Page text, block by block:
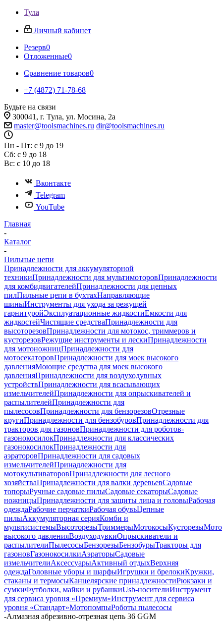
Тула
Личный кабинет
Резерв0
Отложенные0
Сравнение товаров0
+7 (4872) 71-78-68
Будьте на связи
300041, г. Тула, ул. Мосина, 2а
master@toolsmachines.ru dir@toolsmachines.ru
Пн - Пт: с 9 до 19
Сб: с 9 до 18
Вс: с 10 до 18
Вконтакте
Telegram
YouTube
Главная
-
Каталог
-
Пильные цепи
Принадлежности для аккумуляторной
техникиПринадлежности для мультимоторовПринадлежности
для комбидвигателейПринадлежности для цепных
пилПильные цепи в бухтахНаправляющие
шиныИнструменты для ухода за режущей
гарнитуройЭксплуатационные жидкостиЕмкости для
жидкостейЧистящие средстваПринадлежности для
высоторезовПринадлежности для мотокос, триммеров и
кусторезовРежущие инструменты и лескиПринадлежности
для мотоножницПринадлежности для
мотосекаторовПринадлежности для моек высокого
давленияМоющие средства для моек высокого
давленияПринадлежности для воздуходувных
устройствПринадлежности для всасывающих
измельчителейПринадлежности для опрыскивателей и
распылителейПринадлежности для
пылесосовПринадлежности для бензорезовОтрезные
кругиПринадлежности для бензобуровПринадлежности для
тракторов для газоновПринадлежности для роботов-
газонокосилокПринадлежности для классических
газонокосилокПринадлежности для
аэраторовПринадлежности для садовых
измельчителейПринадлежности для
мотокультиваторовПринадлежности для лесного
хозяйстваПринадлежности для валки деревьевСадовые
топорыРучные садовые пилыСадовые секаторыСадовые
ножницыПринадлежности для защиты лица и головыРабочая
одеждаРабочие перчаткиРабочая обувьЦепные
пилыАккумуляторная серияКомби и
мультисистемыВысоторезыТриммерыМотокосыКусторезы
высокого давленияВоздуходувкиОпрыскиватели и
распылителиПылесосыБензорезыБензобурыТракторы для
газоновГазонокосилкиАэраторыСадовые
измельчителиАксессуарыАктивный отдыхВерхняя
одеждаГоловные уборы и шарфыИгрушки и брелокиКружки,
стаканы и термосыКанцелярские принадлежностиРюкзаки и
сумкиФутболки, майки и рубашкиUsb-носителиИнструмент
для сервиса уровня «Премиум»Инструмент для сервиса
уровня «Стандарт»МотопомпыРоботы пылесосы
-Алмазная абрезивно-отрезная цепь 36 GGM